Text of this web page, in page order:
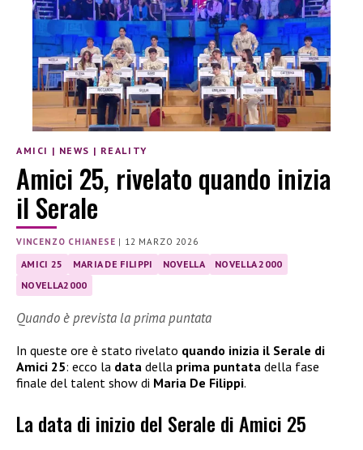
AMICI | NEWS | REALITY
Amici 25, rivelato quando inizia
il Serale
VINCENZO CHIANESE | 12 MARZO 2026
AMICI 25 MARIA DE FILIPPI NOVELLA
NOVELLA 2000
NOVELLA2000
Quando è prevista la prima puntata
In queste ore è stato rivelato quando inizia il Serale di
Amici 25: ecco la data della prima puntata della fase
finale del talent show di Maria De Filippi.
La data di inizio del Serale di Amici 25